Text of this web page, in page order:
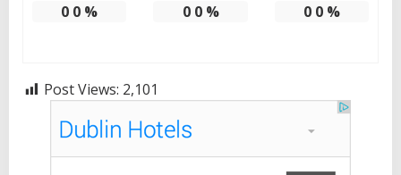
0 0 % 0 0% 0 0%
Post Views: 2,101